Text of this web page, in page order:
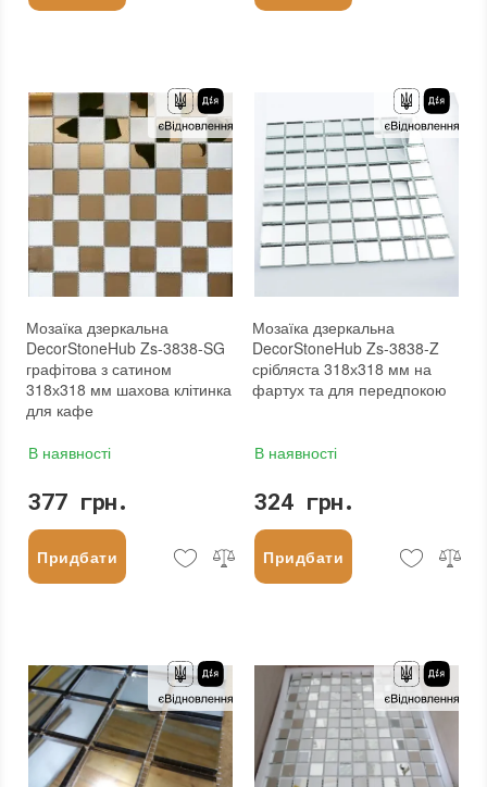
Мозаїка дзеркальна
DecorStoneHub Zs-3838-SG
графітова з сатином
318х318 мм шахова клітинка
для кафе
В наявності
377 грн.
Придбати
Мозаїка дзеркальна
DecorStoneHub Zs-3838-Z
срібляста 318х318 мм на
фартух та для передпокою
В наявності
324 грн.
Придбати